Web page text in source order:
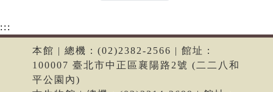
:::
本館 | 總機：(02)2382-2566 | 館址：
100007 臺北市中正區襄陽路2號 (二二八和
平公園內)